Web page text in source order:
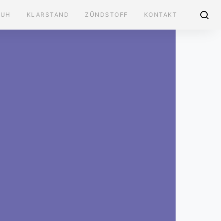
KLARSTAND ZÜNDSTOFF KONTAKT